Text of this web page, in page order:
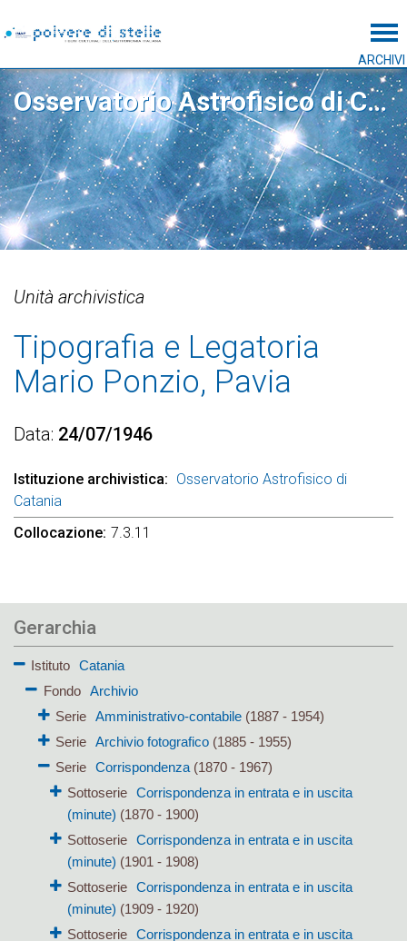
ARCHIVI
Osservatorio Astrofisico di Catania
Unità archivistica
Tipografia e Legatoria
Mario Ponzio, Pavia
Data 24/07/1946
Istituzione archivistica
Osservatorio Astrofisico di
Catania
Collocazione 7.3.11
Gerarchia
Istituto
Catania
Fondo
Archivio
Serie Amministrativo-contabile(1887 - 1954)
Serie Archivio fotografico(1885 - 1955)
Serie Corrispondenza(1870 - 1967)
Sottoserie
Corrispondenza in entrata e in uscita
(minute) (1870 - 1900)
Sottoserie
Corrispondenza in entrata e in uscita
(minute) (1901 - 1908)
Sottoserie
Corrispondenza in entrata e in uscita
(minute) (1909 - 1920)
Sottoserie
Corrispondenza in entrata e in uscita